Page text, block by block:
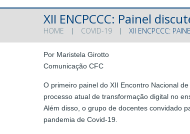
XII ENCPCCC: Painel
HOME COVID-19 XII ENCPCCC:
Por Maristela Girotto
Comunicação CFC
O primeiro painel do XII Encontro Nacional
processo atual de transformação digital no
Além disso, o grupo de docentes convidado
pandemia de Covid-19.